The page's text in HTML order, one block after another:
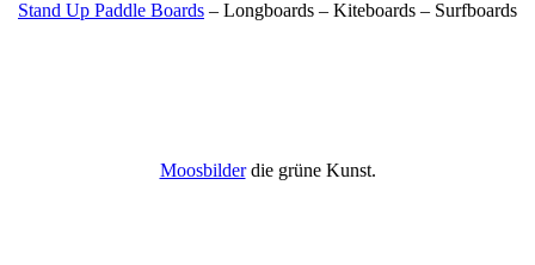
Stand Up Paddle Boards – Longboards – Kiteboards – Surfboards
Moosbilderdie grüne Kunst.